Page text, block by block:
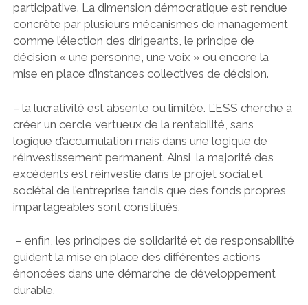
participative. La dimension démocratique est rendue
concrète par plusieurs mécanismes de management
comme l’élection des dirigeants, le principe de
décision « une personne, une voix » ou encore la
mise en place d’instances collectives de décision.
– la lucrativité est absente ou limitée. L’ESS cherche à
créer un cercle vertueux de la rentabilité, sans
logique d’accumulation mais dans une logique de
réinvestissement permanent. Ainsi, la majorité des
excédents est réinvestie dans le projet social et
sociétal de l’entreprise tandis que des fonds propres
impartageables sont constitués.
– enfin, les principes de solidarité et de responsabilité
guident la mise en place des différentes actions
énoncées dans une démarche de développement
durable.